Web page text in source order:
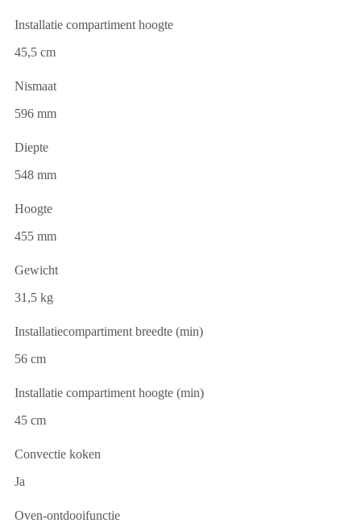
Installatie compartiment hoogte
45,5 cm
Nismaat
596 mm
Diepte
548 mm
Hoogte
455 mm
Gewicht
31,5 kg
Installatiecompartiment breedte (min)
56 cm
Installatie compartiment hoogte (min)
45 cm
Convectie koken
Ja
Oven-ontdooifunctie